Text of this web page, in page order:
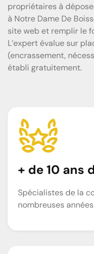
propriétaires à
à Notre Dame De
site web et remplir le
L’expert évalue sur
(encrassement,
établi gratuitement.
+ de 10 ans
Spécialistes de la
nombreuses années